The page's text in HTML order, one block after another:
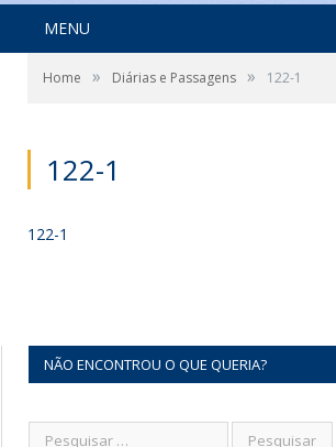
MENU
Home » Diárias e Passagens » 122-1
122-1
122-1
NÃO ENCONTROU O QUE QUERIA?